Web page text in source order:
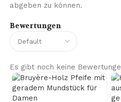
Bewertungen
Es gibt noch keine
abgeben zu können.